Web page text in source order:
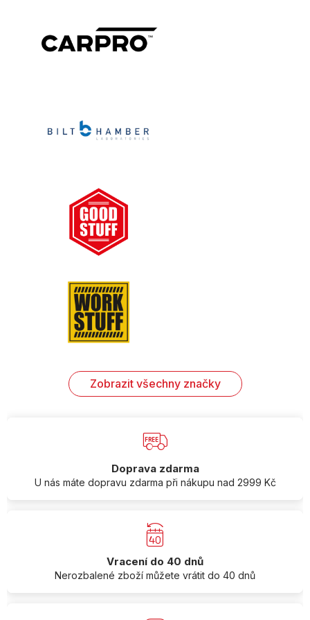
Zobrazit všechny značky
Doprava zdarma
U nás máte dopravu zdarma při nákupu nad 2999 Kč
Vracení do 40 dnů
Nerozbalené zboží můžete vrátit do 40 dnů